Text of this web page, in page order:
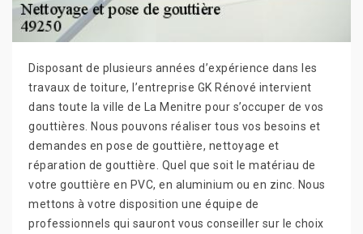
Disposant de plusieurs années d’expérience dans les
travaux de toiture, l’entreprise GK Rénové intervient
dans toute la ville de La Menitre pour s’occuper de vos
gouttières. Nous pouvons réaliser tous vos besoins et
demandes en pose de gouttière, nettoyage et
réparation de gouttière. Quel que soit le matériau de
votre gouttière en PVC, en aluminium ou en zinc. Nous
mettons à votre disposition une équipe de
professionnels qui sauront vous conseiller sur le choix